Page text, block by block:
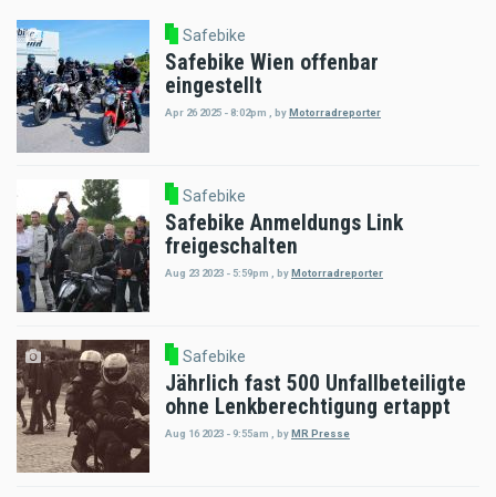
Safebike
Safebike Wien offenbar
eingestellt
Apr 26 2025 - 8:02pm , by Motorradreporter
Safebike
Safebike Anmeldungs Link
freigeschalten
Aug 23 2023 - 5:59pm byMotorradreporter
Safebike
Jährlich fast 500 Unfallbeteiligte
ohne Lenkberechtigung ertappt
Aug 16 2023 - 9:55am byMR Presse